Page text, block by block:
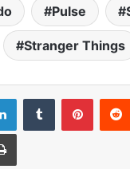
Pulse
Stranger Things
LinkedinTumblr
Imprimir